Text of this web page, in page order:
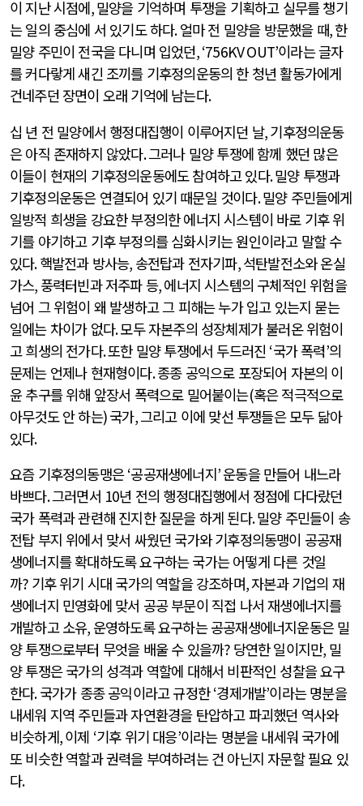
이 지난 시점에,밀양을 기억하며 투쟁을 기획하고 실무를 챙기
는 일의 중심에 서 있기도 하다.얼마 전 밀양을 방문했을 때,한
밀양 주민이 전국을 다니며 입었던, ‘756KV OUT’이라는 글자
를 커다랗게 새긴 조끼를 기후정의운동의 한 청년 활동가에게
건네주던 장면이 오래 기억에 남는다.
십 년 전 밀양에서 행정대집행이 이루어지던 날,기후정의운동
은 아직 존재하지 않았다.그러나 밀양 투쟁에 함께 했던 많은
이들이 현재의 기후정의운동에도 참여하고 있다.밀양 투쟁과
기후정의운동은 연결되어 있기 때문일 것이다.밀양 주민들에게
일방적 희생을 강요한 부정의한 에너지 시스템이 바로 기후 위
기를 야기하고 기후 부정의를 심화시키는 원인이라고 말할 수
있다.핵발전과 방사능, 송전탑과 전자기파,석탄발전소와 온실
가스, 풍력터빈과 저주파 등,에너지 시스템의 구체적인 위험을
넘어 그 위험이 왜 발생하고 그 피해는 누가 입고 있는지 묻는
일에는 차이가 없다.모두 자본주의 성장체제가 불러온 위험이
고 희생의 전가다.또한 밀양 투쟁에서 두드러진 ‘국가 폭력’의
문제는 언제나 현재형이다.종종 공익으로 포장되어 자본의 이
윤 추구를 위해 앞장서 폭력으로 밀어붙이는(혹은 적극적으로
아무것도 안 하는)국가,그리고 이에 맞선 투쟁들은 모두 닮아
있다.
요즘 기후정의동맹은‘공공재생에너지’운동을 만들어 내느라
바쁘다.그러면서 10년 전의 행정대집행에서 정점에 다다랐던
국가 폭력과 관련해 진지한 질문을 하게 된다.밀양 주민들이 송
전탑 부지 위에서 맞서 싸웠던 국가와 기후정의동맹이 공공재
생에너지를 확대하도록 요구하는 국가는 어떻게 다른 것일
까? 기후 위기 시대 국가의 역할을 강조하며,자본과 기업의 재
생에너지 민영화에 맞서 공공 부문이 직접 나서 재생에너지를
개발하고 소유, 운영하도록 요구하는 공공재생에너지운동은 밀
양 투쟁으로부터 무엇을 배울 수 있을까? 당연한 일이지만, 밀
양 투쟁은 국가의 성격과 역할에 대해서 비판적인 성찰을 요구
한다.국가가 종종 공익이라고 규정한‘경제개발’이라는 명분을
내세워 지역 주민들과 자연환경을 탄압하고 파괴했던 역사와
비슷하게,이제 ‘기후 위기 대응’이라는 명분을 내세워 국가에
또 비슷한 역할과 권력을 부여하려는 건 아닌지 자문할 필요 있
다.